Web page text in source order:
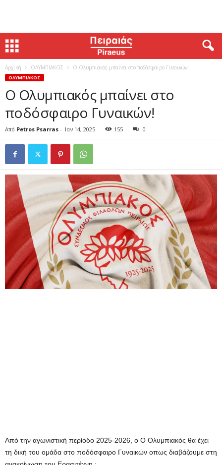
Αρχική ΟΛΥΜΠΙΑΚΟΣ Ο Ολυμπιακός μπαίνει στο ποδόσφαιρο Γυναικών!
ΟΛΥΜΠΙΑΚΟΣ
Ο Ολυμπιακός μπαίνει στο
ποδόσφαιρο Γυναικών!
Από Petros Psarras - Ιαν 14, 2025 155 0
Από την αγωνιστική περίοδο 2025-2026, ο Ο Ολυμπιακός θα έχει
τη δική του ομάδα στο ποδόσφαιρο Γυναικών οπως διαβάζουμε στη